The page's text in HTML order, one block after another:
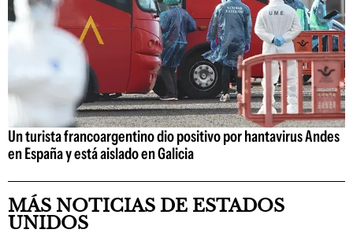
Un turista francoargentino dio positivo por hantavirus Andes
en España y está aislado en Galicia
MÁS NOTICIAS DE ESTADOS
UNIDOS